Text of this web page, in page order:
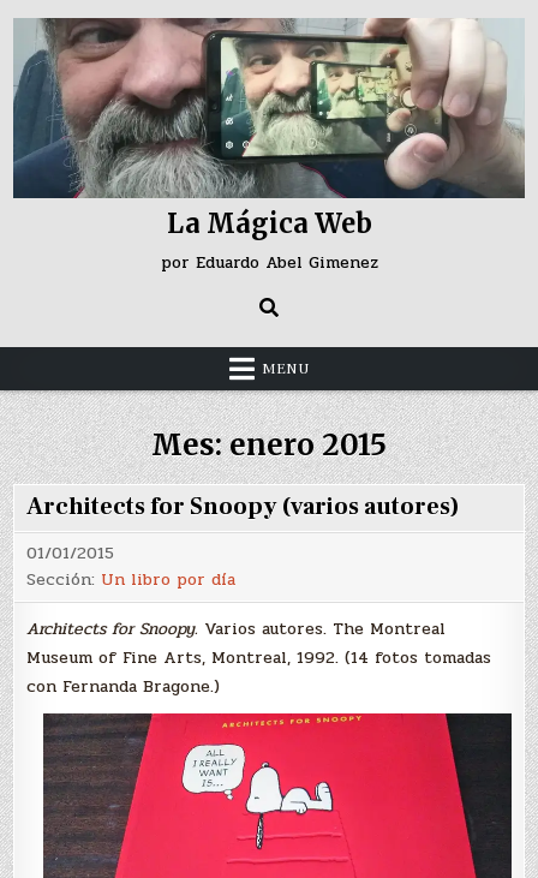
Skip
content
La Mágica Web
por Eduardo Abel Gimenez
MENU
Mes:enero 2015
Architects for Snoopy (varios autores)
01/01/2015
Sección: Un libro por día
Architects for Snoopy. Varios autores. The Montreal
Museum of Fine Arts, Montreal, 1992. (14 fotos tomadas
con Fernanda Bragone.)